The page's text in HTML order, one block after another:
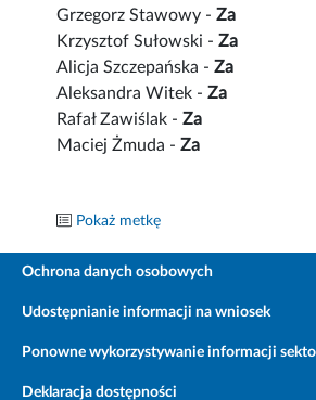
Grzegorz Stawowy -Za
Krzysztof Sułowski -Za
Alicja Szczepańska -Za
Aleksandra Witek -Za
Rafał Zawiślak -Za
Maciej Żmuda -Za
Pokaż metkę
Ochrona danych osobowych
Udostępnianie informacji na wniosek
Ponowne wykorzystywanie informacji
Deklaracja dostępności